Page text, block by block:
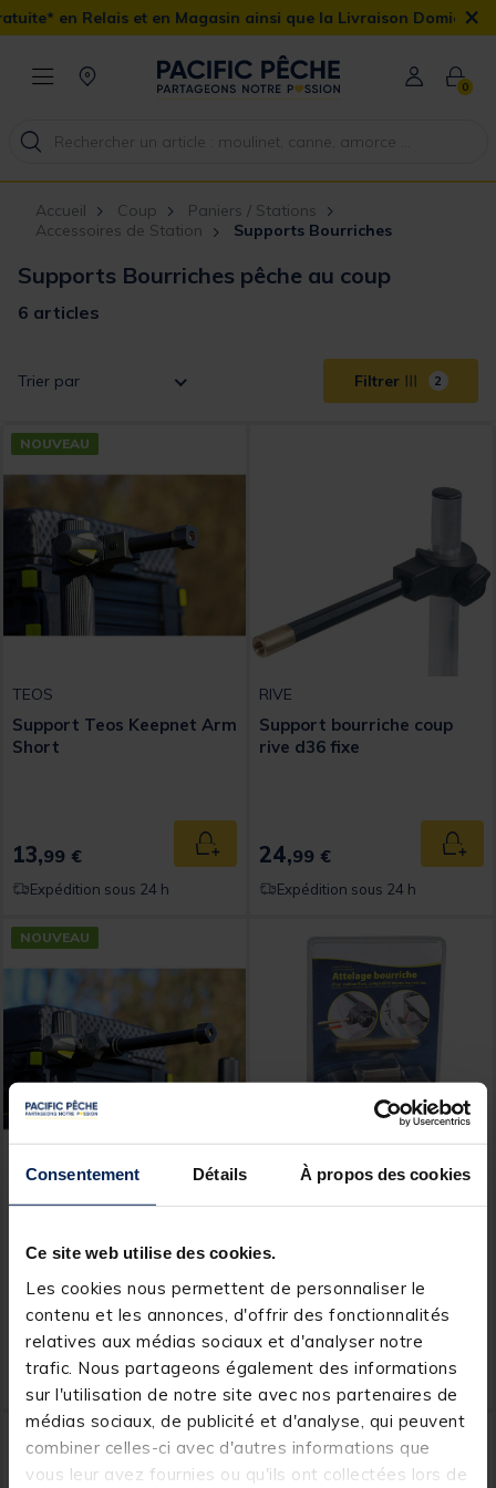
Consentement Détails À propos des cookies
Ce site web utilise des cookies.
Les cookies nous permettent de personnaliser le
contenu et les annonces, d'offrir des fonctionnalités
relatives aux médias sociaux et d'analyser notre
trafic. Nous partageons également des informations
sur l'utilisation de notre site avec nos partenaires de
médias sociaux, de publicité et d'analyse, qui peuvent
combiner celles-ci avec d'autres informations que
vous leur avez fournies ou qu'ils ont collectées lors de
et en Magasin ainsi que la Livraison Domicile offerte dès 90€
×
0
Accueil Coup
Paniers / Stations
Accessoires de Station
Supports Bourriches
Supports Bourriches pêche au coup
6 articles
Trier par Filtrer 2
NOUVEAU
TEOS
Support Teos Keepnet Arm
Short
13,99 € Ajouter au panier
Expédition sous 24 h
RIVE
Support bourriche coup
rive d36 fixe
24,99 €
Expédition sous 24 h
NOUVEAU
[object Object] out of 5 Customer Rating
(1)
15,99 € Ajouter au panier
Expédition sous 24 h
[object Object] out of 5
(6)
24,99 €
NOUVEAU